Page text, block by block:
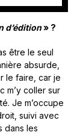
d’édition» ?
être le seul
absurde,
le faire, car je
m’y coller sur
Je m’occupe
suivi avec
dans les